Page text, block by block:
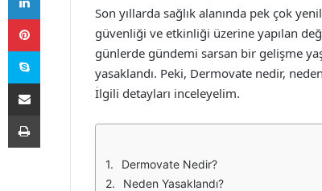
Son yıllarda sağlık alanında pek çok
güvenliği ve etkinliği üzerine yapılan
günlerde gündemi sarsan bir gelişme
yasaklandı. Peki, Dermovate nedir,
İlgili detayları inceleyelim.
Dermovate Nedir?
Neden Yasaklandı?
Pinterest
Skype
E-Posta ile paylaş